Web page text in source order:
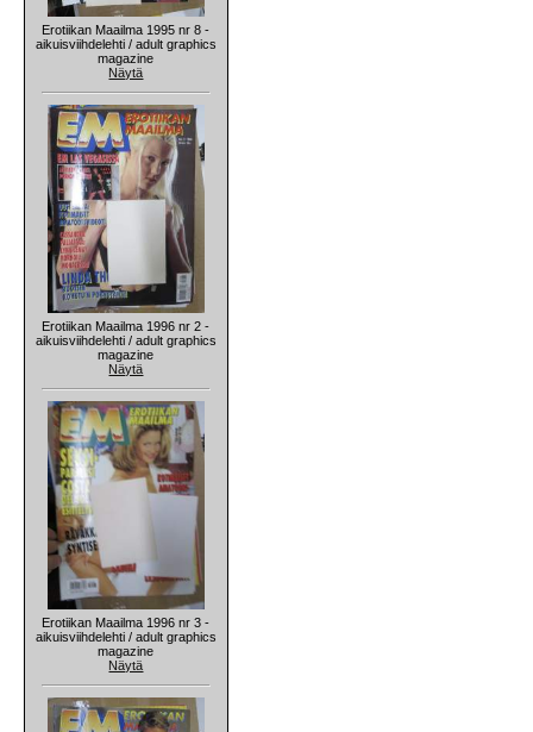
Erotiikan Maailma 1995 nr 8 -
aikuisviihdelehti / adult graphics
magazine
Näytä
Erotiikan Maailma 1996 nr 2 -
aikuisviihdelehti / adult graphics
magazine
Näytä
Erotiikan Maailma 1996 nr 3 -
aikuisviihdelehti / adult graphics
magazine
Näytä